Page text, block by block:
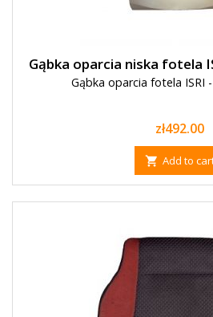
Gąbka oparcia niska fotela
Gąbka oparcia fotela ISRI
Price
zł492.00
 Add to